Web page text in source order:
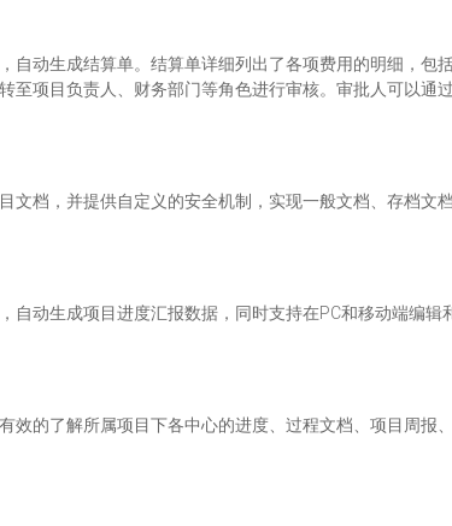
自动生成结算单。结算单详细列出了各项费用的明细，
至项目负责人、财务部门等角色进行审核。审批人可以通
文档，并提供自定义的安全机制，实现一般文档、存档文
自动生成项目进度汇报数据，同时支持在PC和移动端编辑
效的了解所属项目下各中心的进度、过程文档、项目周报